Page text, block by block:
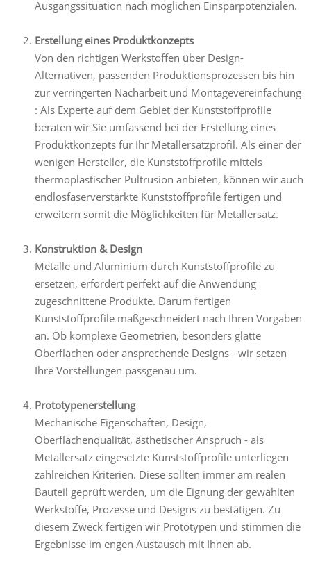
Ausgangssituation nach möglichen Einsparpotenzialen.
Erstellung eines Produktkonzepts
Von den richtigen Werkstoffen über Design-
Alternativen, passenden Produktionsprozessen bis hin
zur verringerten Nacharbeit und Montagevereinfachung
: Als Experte auf dem Gebiet der Kunststoffprofile
beraten wir Sie umfassend bei der Erstellung eines
Produktkonzepts für Ihr Metallersatzprofil. Als einer der
wenigen Hersteller, die Kunststoffprofile mittels
thermoplastischer Pultrusion anbieten, können wir auch
endlosfaserverstärkte Kunststoffprofile fertigen und
erweitern somit die Möglichkeiten für Metallersatz.
Konstruktion & Design
Metalle und Aluminium durch Kunststoffprofile zu
ersetzen, erfordert perfekt auf die Anwendung
zugeschnittene Produkte. Darum fertigen
Kunststoffprofile maßgeschneidert nach Ihren Vorgaben
an. Ob komplexe Geometrien, besonders glatte
Oberflächen oder ansprechende Designs - wir setzen
Ihre Vorstellungen passgenau um.
Prototypenerstellung
Mechanische Eigenschaften, Design,
Oberflächenqualität, ästhetischer Anspruch - als
Metallersatz eingesetzte Kunststoffprofile unterliegen
zahlreichen Kriterien. Diese sollten immer am realen
Bauteil geprüft werden, um die Eignung der gewählten
Werkstoffe, Prozesse und Designs zu bestätigen. Zu
diesem Zweck fertigen wir Prototypen und stimmen die
Ergebnisse im engen Austausch mit Ihnen ab.